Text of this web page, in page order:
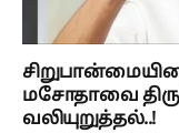
மசோதாவை
வலியுறுத்தல்..!